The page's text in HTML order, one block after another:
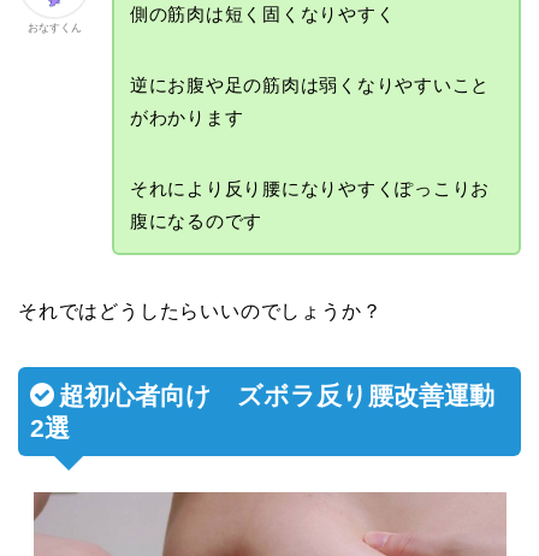
おなすくん
側の筋肉は短く固くなりやすく
逆にお腹や足の筋肉は弱くなりやすいこと
がわかります
それにより反り腰になりやすくぽっこりお
腹になるのです
それではどうしたらいいのでしょうか？
超初心者向け ズボラ反り腰改善運動
2選